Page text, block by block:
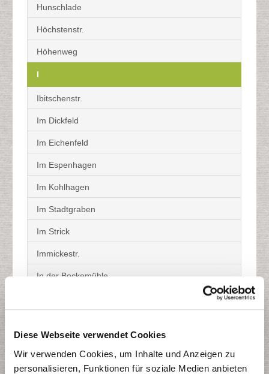
Diese Webseite verwendet Cookies
Wir verwenden Cookies, um Inhalte und Anzeigen zu
personalisieren, Funktionen für soziale Medien anbieten
Hunschlade
Höchstenstr.
Höhenweg
I
Ibitschenstr.
Im Dickfeld
Im Eichenfeld
Im Espenhagen
Im Kohlhagen
Im Stadtgraben
Im Strick
Immickestr.
In der Bockemühle
Industriestr.